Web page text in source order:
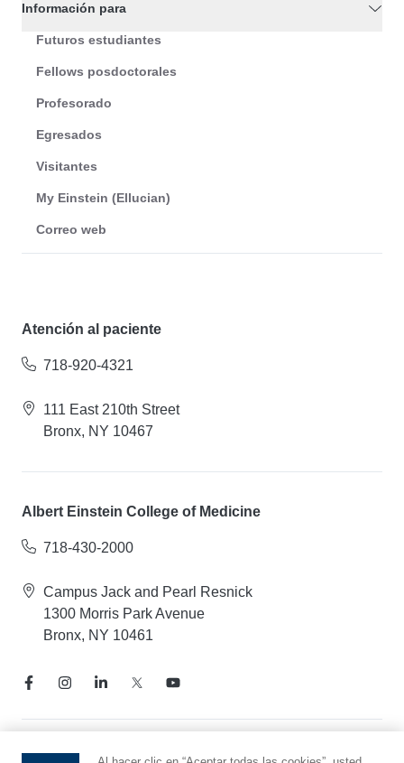
Información para
Futuros estudiantes
Fellows posdoctorales
Profesorado
Egresados
Visitantes
My Einstein (Ellucian)
Correo web
Atención al paciente
718-920-4321
111 East 210th Street
Bronx, NY 10467
Albert Einstein College of Medicine
718-430-2000
Campus Jack and Pearl Resnick
1300 Morris Park Avenue
Bronx, NY 10461
Aviso de prácticas de privacidad